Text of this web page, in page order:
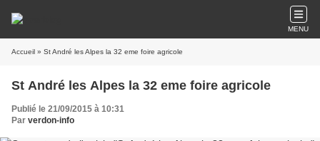
MENU
Accueil » St André les Alpes la 32 eme foire agricole
St André les Alpes la 32 eme foire agricole
Publié le 21/09/2015 à 10:31
Par verdon-info